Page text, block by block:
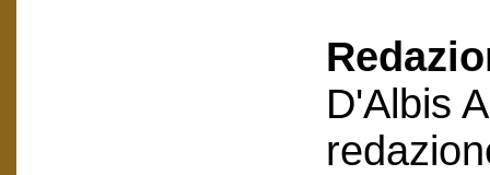
D'Albis